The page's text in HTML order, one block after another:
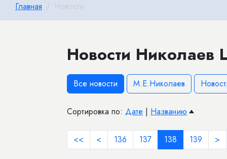
Главная Новости
Новости Николаев
Все новости М.Е.Николаев
Сортировка по: Дате | Названию
<< < 136 137 138 139 >